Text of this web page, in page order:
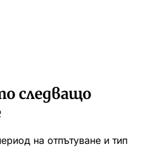
следващо
на отпътуване и тип